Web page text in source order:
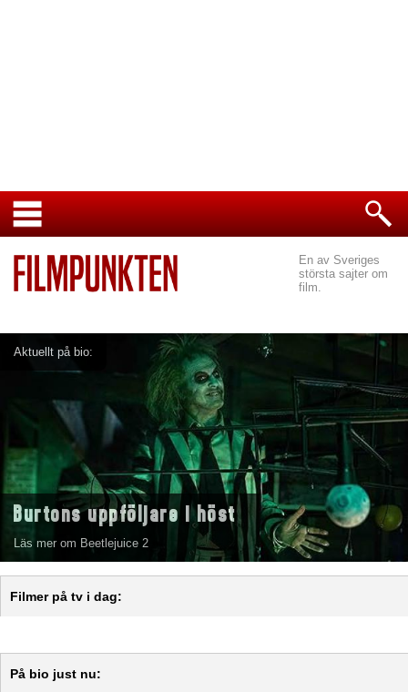
En av Sveriges
största sajter om
film.
Aktuellt på bio:
Burtons uppföljare i höst
Läs mer om Beetlejuice 2
Filmer på tv i dag:
På bio just nu: